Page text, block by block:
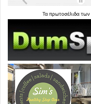
Τα πρωτοσέλιδα των